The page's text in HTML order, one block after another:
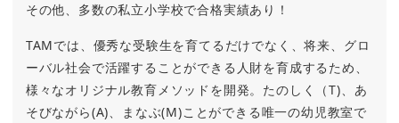
その他、多数の私立小学校で合格実績あり！
TAMでは、優秀な受験生を育てるだけでなく、将来、グロ
ーバル社会で活躍することができる人財を育成するため、
様々なオリジナル教育メソッドを開発。たのしく（T)、あ
そびながら(A)、まなぶ(M)ことができる唯一の幼児教室で